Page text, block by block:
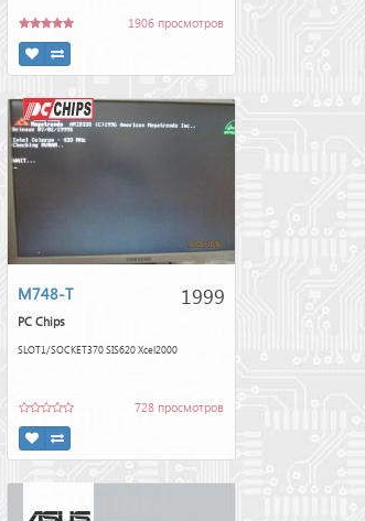
1906 просмотров
1999
M748-T
PC Chips
SLOT1/SOCKET370 SIS620 Xcel2000
728 просмотров